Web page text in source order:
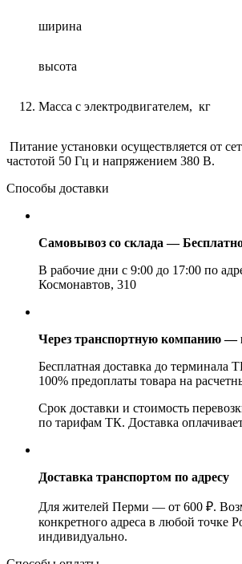
ширина
высота
Масса с электродвигателем, кг
Питание установки осуществляется от
частотой 50 Гц и напряжением 380 В.
Способы доставки
Самовывоз со склада —
В рабочие дни с 9:00 до 17:00 по
Космонавтов, 310
Через транспортную компанию
Бесплатная доставка до терминала
100% предоплаты товара на
Срок доставки и стоимость
по тарифам ТК. Доставка
Доставка транспортом по адресу
Для жителей Перми — от 600 ₽.
конкретного адреса в любой точке
индивидуально.